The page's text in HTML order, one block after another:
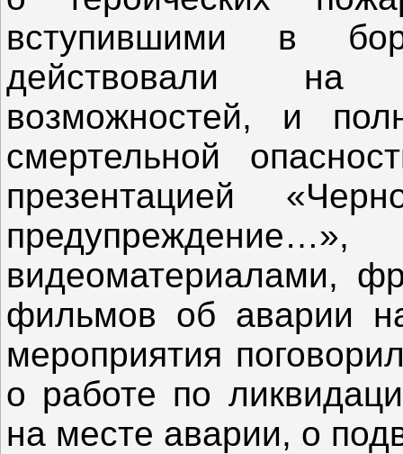
вступившими в
действовали на
возможностей, и
смертельной
презентацией
видеоматериалами,
фильмов об аварии
мероприятия
о работе по
на месте аварии, о